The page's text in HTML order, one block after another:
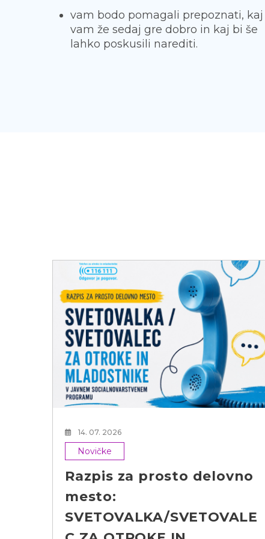
vam bodo pomagali prepoznati, kaj
vam že sedaj gre dobro in kaj bi še
lahko poskusili narediti.
14. 07. 2026
Novičke
Razpis za prosto delovno
mesto:
SVETOVALKA/SVETOVALE